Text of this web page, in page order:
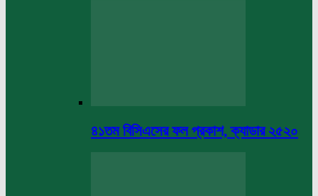
৪১তম বিসিএসের ফল প্রকাশ, ক্যাডার ২৫২০